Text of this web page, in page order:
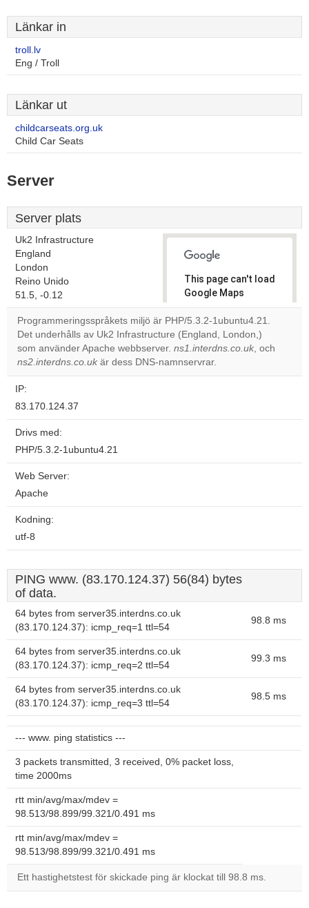
Länkar in
troll.lv
Eng / Troll
Länkar ut
childcarseats.org.uk
Child Car Seats
Server
Server plats
Uk2 Infrastructure
England
London
Reino Unido
51.5, -0.12
This page can't load
Google Maps
correctly.
Do you
own this
website?
OK
Programmeringsspråkets miljö är PHP/5.3.2-1ubuntu4.21.
Det underhålls av Uk2 Infrastructure (England, London,)
som använder Apache webbserver. ns1.interdns.co.uk, och
ns2.interdns.co.uk är dess DNS-namnservrar.
IP:
83.170.124.37
Drivs med:
PHP/5.3.2-1ubuntu4.21
Web Server:
Apache
Kodning:
utf-8
PING www. (83.170.124.37) 56(84) bytes
of data.
64 bytes from server35.interdns.co.uk
(83.170.124.37): icmp_req=1 ttl=54
98.8 ms
64 bytes from server35.interdns.co.uk
(83.170.124.37): icmp_req=2 ttl=54
99.3 ms
64 bytes from server35.interdns.co.uk
(83.170.124.37): icmp_req=3 ttl=54
98.5 ms
--- www. ping statistics ---
3 packets transmitted, 3 received, 0% packet loss,
time 2000ms
rtt min/avg/max/mdev =
98.513/98.899/99.321/0.491 ms
rtt min/avg/max/mdev =
98.513/98.899/99.321/0.491 ms
Ett hastighetstest för skickade ping är klockat till 98.8 ms.